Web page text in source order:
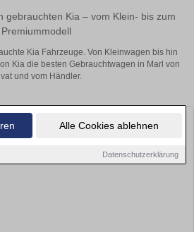
Alle Cookies ablehnen
Datenschutzerklärung
gebrauchten Kia – vom Klein- bis zum
Premiummodell
Kia Fahrzeuge. Von Kleinwagen bis hin
Kia die besten Gebrauchtwagen in Marl von
und vom Händler.